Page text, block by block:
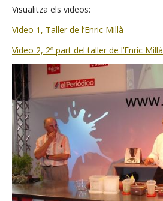
Visualitza els videos:
Video 1, Taller de l’Enric Millà
Video 2, 2º part del taller de l’Enric Millà